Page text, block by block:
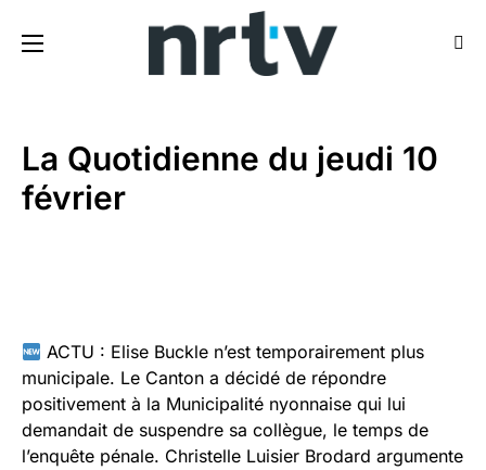
La Quotidienne du jeudi 10
février
ACTU : Elise Buckle n’est temporairement plus
municipale. Le Canton a décidé de répondre
positivement à la Municipalité nyonnaise qui lui
demandait de suspendre sa collègue, le temps de
l’enquête pénale. Christelle Luisier Brodard argumente